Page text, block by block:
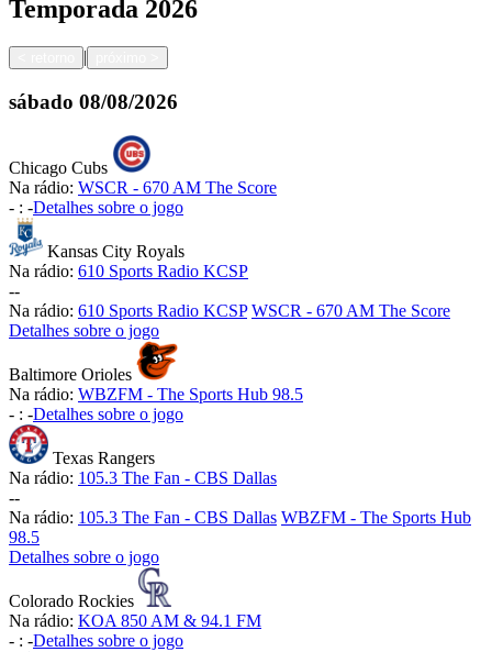
Temporada 2026
|
sábado 08/08/2026
Chicago Cubs
Na rádio: WSCR - 670 AM The Score
- : -Detalhes sobre o jogo
Kansas City Royals
Na rádio: 610 Sports Radio KCSP
--
Na rádio: 610 Sports Radio KCSP WSCR - 670 AM The Score
Detalhes sobre o jogo
Baltimore Orioles
Na rádio: WBZFM - The Sports Hub 98.5
- : -Detalhes sobre o jogo
Texas Rangers
Na rádio: 105.3 The Fan - CBS Dallas
--
Na rádio: 105.3 The Fan - CBS Dallas WBZFM - The Sports Hub
98.5
Detalhes sobre o jogo
Colorado Rockies
Na rádio: KOA 850 AM & 94.1 FM
- : -Detalhes sobre o jogo